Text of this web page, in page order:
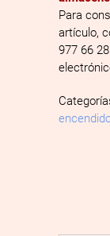
Para
artículo,
977 66